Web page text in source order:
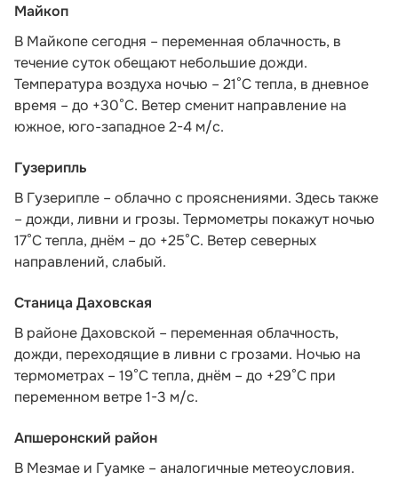
Майкоп
В Майкопе сегодня – переменная облачность, в
течение суток обещают небольшие дожди.
Температура воздуха ночью – 21°С тепла, в дневное
время – до +30°С. Ветер сменит направление на
южное, юго-западное 2-4 м/с.
Гузерипль
В Гузерипле – облачно с прояснениями. Здесь также
– дожди, ливни и грозы. Термометры покажут ночью
17°С тепла, днём – до +25°С. Ветер северных
направлений, слабый.
Станица Даховская
В районе Даховской – переменная облачность,
дожди, переходящие в ливни с грозами. Ночью на
термометрах – 19°C тепла, днём – до +29°C при
переменном ветре 1-3 м/с.
Апшеронский район
В Мезмае и Гуамке – аналогичные метеоусловия.